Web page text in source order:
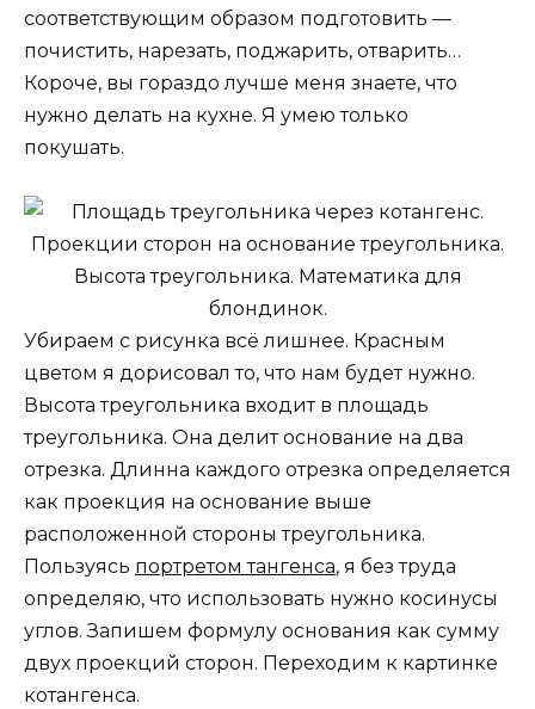
соответствующим образом подготовить —
почистить, нарезать, поджарить, отварить…
Короче, вы гораздо лучше меня знаете, что
нужно делать на кухне. Я умею только
покушать.
Убираем с рисунка всё лишнее. Красным
цветом я дорисовал то, что нам будет нужно.
Высота треугольника входит в площадь
треугольника. Она делит основание на два
отрезка. Длинна каждого отрезка определяется
как проекция на основание выше
расположенной стороны треугольника.
Пользуясь портретом тангенса, я без труда
определяю, что использовать нужно косинусы
углов. Запишем формулу основания как сумму
двух проекций сторон. Переходим к картинке
котангенса.